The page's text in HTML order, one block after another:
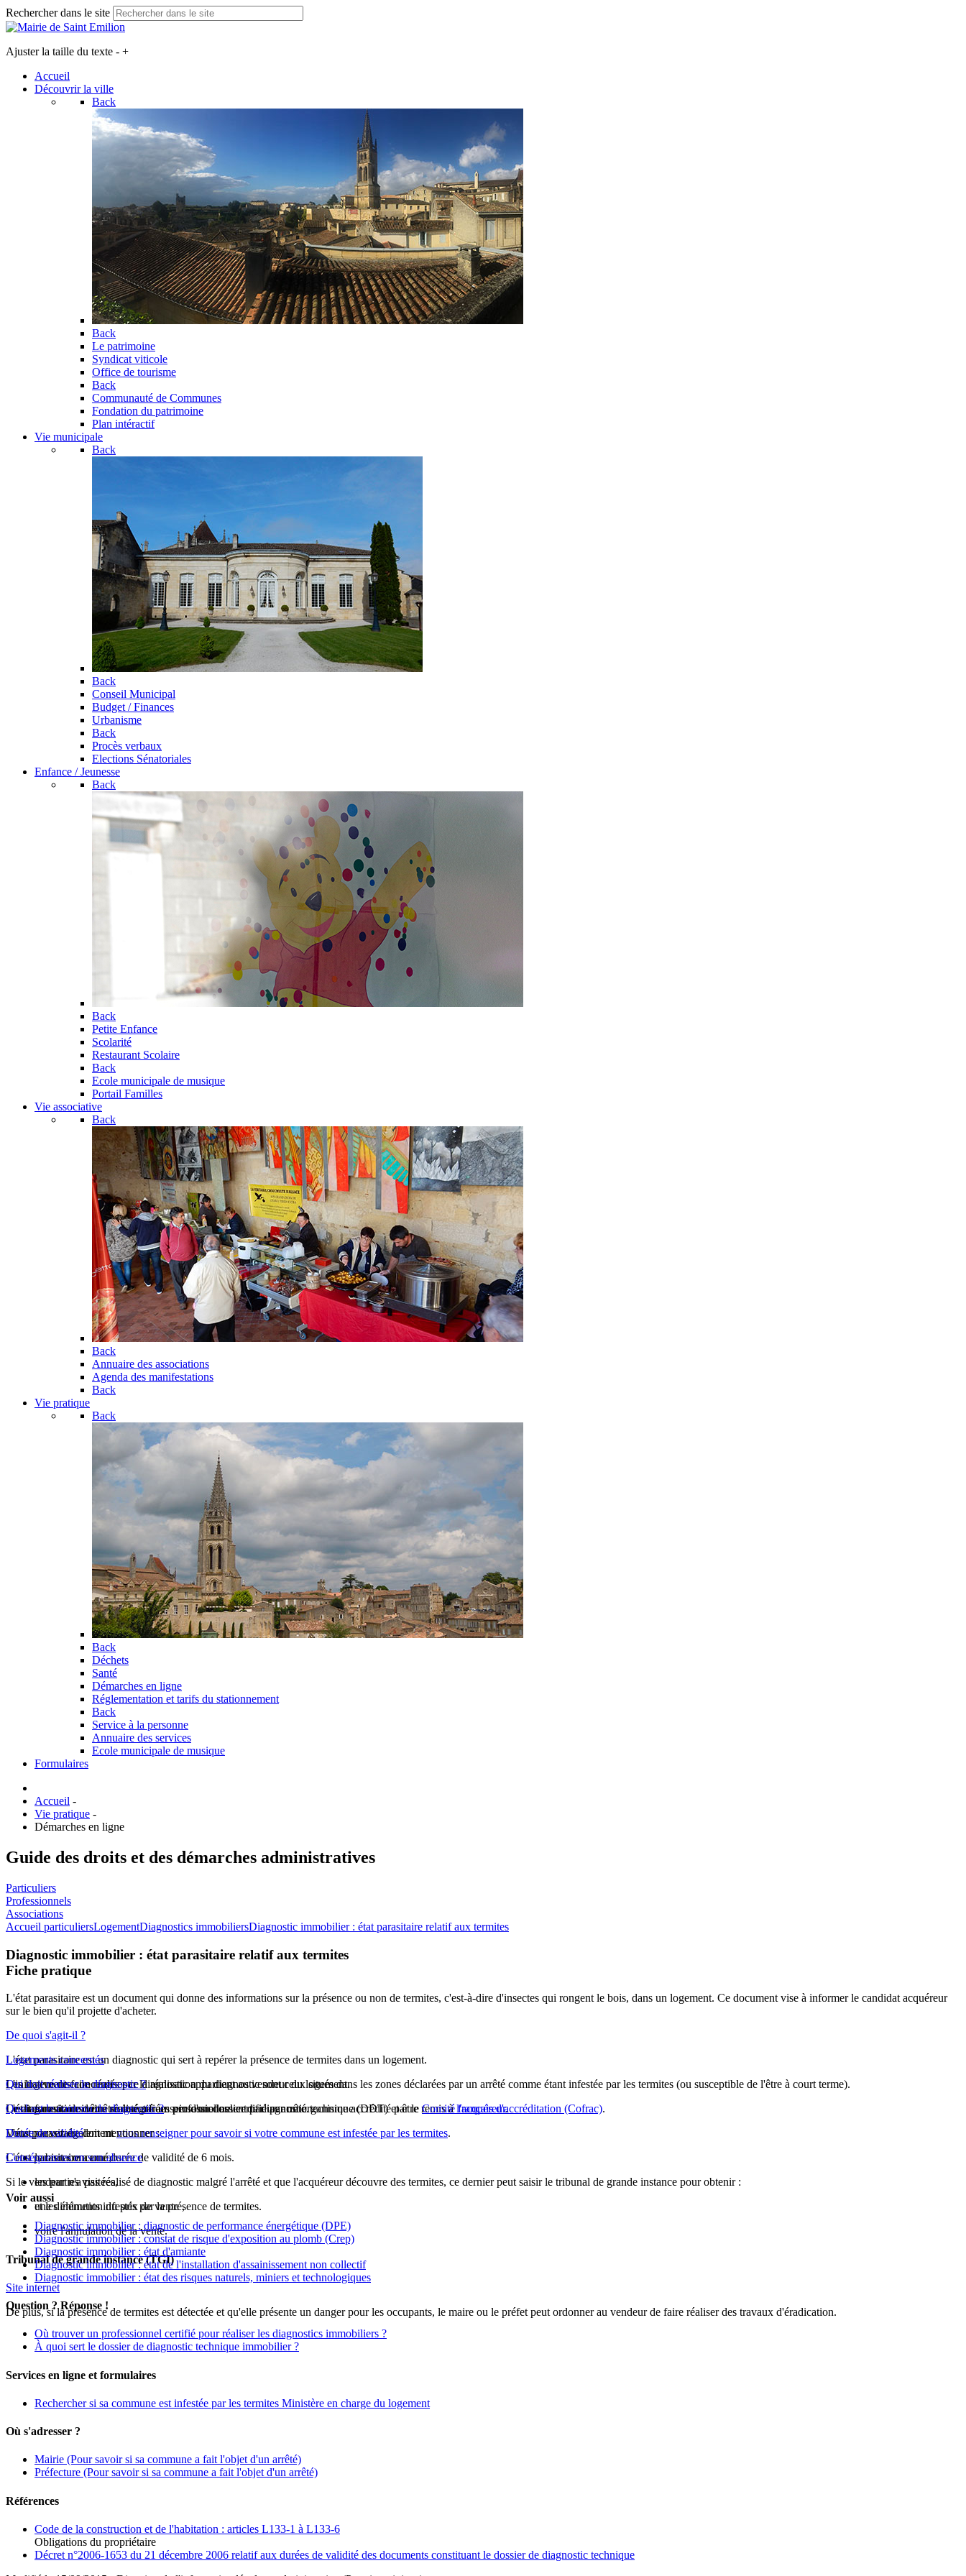
Rechercher dans le site
Ajuster la taille du texte - +
Accueil
Découvrir la ville
Back
Back
Le patrimoine
Syndicat viticole
Office de tourisme
Back
Communauté de Communes
Fondation du patrimoine
Plan intéractif
Vie municipale
Back
Back
Conseil Municipal
Budget / Finances
Urbanisme
Back
Procès verbaux
Elections Sénatoriales
Enfance / Jeunesse
Back
Back
Petite Enfance
Scolarité
Restaurant Scolaire
Back
Ecole municipale de musique
Portail Familles
Vie associative
Back
Back
Annuaire des associations
Agenda des manifestations
Back
Vie pratique
Back
Back
Déchets
Santé
Démarches en ligne
Réglementation et tarifs du stationnement
Back
Service à la personne
Annuaire des services
Ecole municipale de musique
Formulaires
Accueil -
Vie pratique -
Démarches en ligne
Guide des droits et des démarches administratives
Particuliers
Professionnels
Associations
Accueil particuliersLogementDiagnostics immobiliersDiagnostic immobilier : état parasitaire relatif aux termites
Diagnostic immobilier : état parasitaire relatif aux termites
Fiche pratique
L'état parasitaire est un document qui donne des informations sur la présence ou non de termites, c'est-à-dire d'insectes qui rongent le bois, dans un logement. Ce document vise à informer le candidat acquéreur
sur le bien qu'il projette d'acheter.
De quoi s'agit-il ?
L'état parasitaire est un diagnostic qui sert à repérer la présence de termites dans un logement.
L'initiative de faire réaliser ce diagnostic appartient au vendeur du logement.
L'état parasitaire doit être intégré au sein d'un dossier de diagnostic technique (DDT) et être remis àl'acquéreur.
Logements concernés
Les logements concernés par la réalisation du diagnostic sont ceux situés dans les zones déclarées par un arrêté comme étant infestée par les termites (ou susceptible de l'être à court terme).
Ces informations vous sontnotifiéespersonnellement par un arrêté.
Vous pouvez égalementvous renseigner pour savoir si votre commune est infestée par les termites.
Qui doit réaliser le diagnostic ?
Le diagnostic doit être réalisé par un professionnel certifié par un organisme accrédité par leComité français d'accréditation (Cofrac).
Quel est le contenu du diagnostic ?
L'état parasitaire doit mentionner :
le bien concerné,
les parties visitées,
et les éléments infestés par la présence de termites.
Durée de validité
L'état parasitaire a une durée de validité de 6 mois.
Conséquences en son absence
Si le vendeur n'a pas réalisé de diagnostic malgré l'arrêté et que l'acquéreur découvre des termites, ce dernier peut saisir le tribunal de grande instance pour obtenir :
une diminution du prix de vente ,
voire l'annulation de la vente.
Tribunal de grande instance (TGI)
Site internet
De plus, si la présence de termites est détectée et qu'elle présente un danger pour les occupants, le maire ou le préfet peut ordonner au vendeur de faire réaliser des travaux d'éradication.
Voir aussi
Diagnostic immobilier : diagnostic de performance énergétique (DPE)
Diagnostic immobilier : constat de risque d'exposition au plomb (Crep)
Diagnostic immobilier : état d'amiante
Diagnostic immobilier : état de l'installation d'assainissement non collectif
Diagnostic immobilier : état des risques naturels, miniers et technologiques
Question ? Réponse !
Où trouver un professionnel certifié pour réaliser les diagnostics immobiliers ?
À quoi sert le dossier de diagnostic technique immobilier ?
Services en ligne et formulaires
Rechercher si sa commune est infestée par les termites Ministère en charge du logement
Où s'adresser ?
Mairie (Pour savoir si sa commune a fait l'objet d'un arrêté)
Préfecture (Pour savoir si sa commune a fait l'objet d'un arrêté)
Références
Code de la construction et de l'habitation : articles L133-1 à L133-6
Obligations du propriétaire
Décret n°2006-1653 du 21 décembre 2006 relatif aux durées de validité des documents constituant le dossier de diagnostic technique